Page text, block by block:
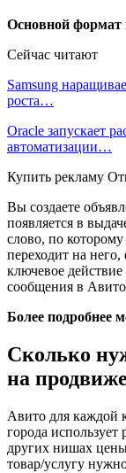
Основной
Сейчас читают
Samsung
роста…
Oracle запускает
автоматизации…
Купить рекламу
Вы создаете
появляется в
слово, по
переходит на него,
ключевое
сообщения в
Более подробнее
Сколько
на
Авито для каждой
города
других нишах
товар/услугу